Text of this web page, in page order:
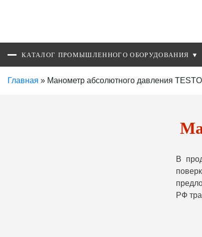
КАТАЛОГ ПРОМЫШЛЕННОГО ОБОРУДОВАНИЯ ▼
Главная » Манометр абсолютного давления
В
РФ